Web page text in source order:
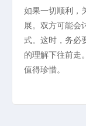
如果一切顺利，
展。双方可能会
式。这时，务必
的理解下往前走
值得珍惜。